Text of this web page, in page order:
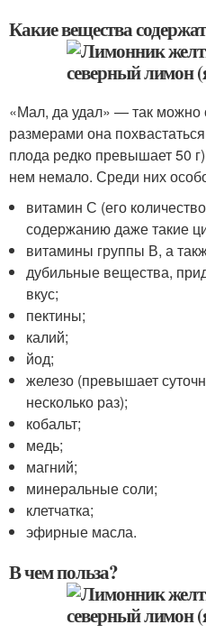
Какие вещества
«Мал, да удал» — так можно
размерами она
плода редко превышает 50
нем немало. Среди них
витамин С (его
содержанию даже такие
витамины группы В, а
дубильные вещества,
вкус;
пектины;
калий;
йод;
железо (превышает
несколько раз);
кобальт;
медь;
магний;
минеральные соли;
клетчатка;
эфирные масла.
В чем польза?